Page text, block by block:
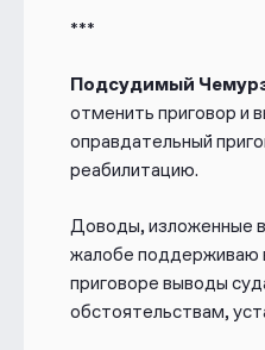
***
Подсудимый
отменить приговор и
оправдательный
реабилитацию.
Доводы, изложенные
жалобе поддерживаю
приговоре выводы
обстоятельствам,